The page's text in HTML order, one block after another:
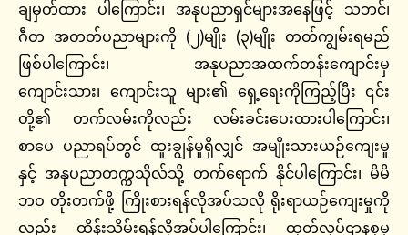
ချမှတ်ထား ပါကြောင်း၊ အနုပညာရှင်များအနေဖြင့် သဘင်၊
ဂီတ အတတ်ပညာများကို (၂)မျိုး (၃)မျိုး တတ်ကျွမ်းရမည်
ဖြစ်ပါကြောင်း၊ အနုပညာအထက်တန်းကျောင်းမှ
ကျောင်းသား၊ ကျောင်းသူ များ၏ ရှေ့ရေးကိုကြည့်ပြီး ၎င်း
တို့၏ တက်လမ်းကိုလည်း လမ်းခင်းပေးထားပါကြောင်း၊
စာပေ ပညာရပ်တွင် ထူးချွန်မှုရှိလျှင် အမျိုးသားယဉ်ကျေးမှု
နှင့် အနုပညာတက္ကသိုလ်သို့ တက်ရောက် နိုင်ပါကြောင်း၊ မိမိ
ဘဝ တိုးတက်ဖို့ ကြိုးစားရန်လိုအပ်သလို ရိုးရာယဉ်ကျေးမှုကို
လည်း ထိန်းသိမ်းရန်လိုအပ်ပါကြောင်း၊ ထုတ်လုပ်ဌာနစုမှ